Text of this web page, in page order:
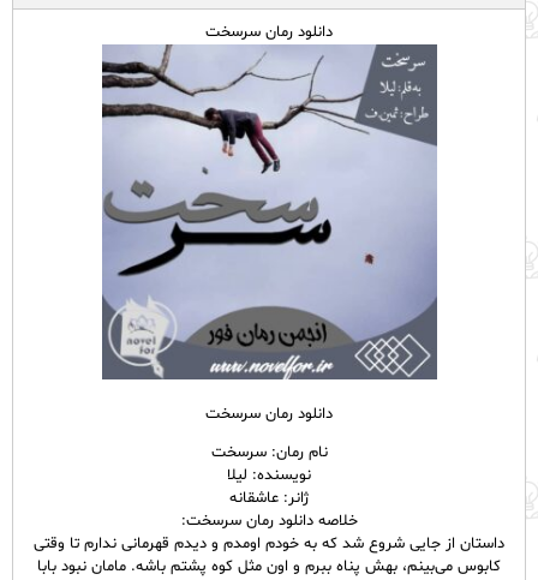
دانلود رمان سرسخت
دانلود رمان سرسخت
نام رمان: سرسخت
نویسنده: لیلا
ژانر: عاشقانه
خلاصه دانلود رمان سرسخت:
داستان از جایی شروع شد که به خودم اومدم و دیدم قهرمانی ندارم تا وقتی
کابوس می‌بینم، بهش پناه ببرم و اون مثل کوه پشتم باشه. مامان نبود بابا